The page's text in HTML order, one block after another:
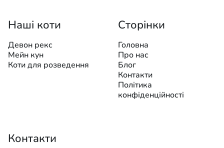
Наші коти
Девон рекс
Мейн кун
Коти для розведення
Сторінки
Головна
Про нас
Блог
Контакти
Політика
конфіденційності
Контакти